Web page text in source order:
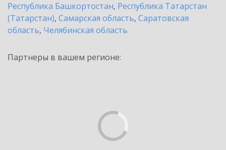
Республика Башкортостан, Республика Татарстан
(Татарстан), Самарская область, Саратовская
область, Челябинская область
Партнеры в вашем регионе: